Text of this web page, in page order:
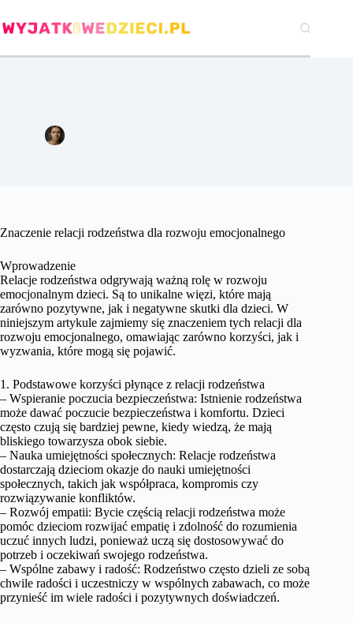
do
treści
Znaczenie relacji rodzeństwa dla rozwoju emocjonalnego
Wprowadzenie
Relacje rodzeństwa odgrywają ważną rolę w rozwoju
emocjonalnym dzieci. Są to unikalne więzi, które mają
zarówno pozytywne, jak i negatywne skutki dla dzieci. W
niniejszym artykule zajmiemy się znaczeniem tych relacji dla
rozwoju emocjonalnego, omawiając zarówno korzyści, jak i
wyzwania, które mogą się pojawić.
1. Podstawowe korzyści płynące z relacji rodzeństwa
– Wspieranie poczucia bezpieczeństwa: Istnienie rodzeństwa
może dawać poczucie bezpieczeństwa i komfortu. Dzieci
często czują się bardziej pewne, kiedy wiedzą, że mają
bliskiego towarzysza obok siebie.
– Nauka umiejętności społecznych: Relacje rodzeństwa
dostarczają dzieciom okazje do nauki umiejętności
społecznych, takich jak współpraca, kompromis czy
rozwiązywanie konfliktów.
– Rozwój empatii: Bycie częścią relacji rodzeństwa może
pomóc dzieciom rozwijać empatię i zdolność do rozumienia
uczuć innych ludzi, ponieważ uczą się dostosowywać do
potrzeb i oczekiwań swojego rodzeństwa.
– Wspólne zabawy i radość: Rodzeństwo często dzieli ze sobą
chwile radości i uczestniczy w wspólnych zabawach, co może
przynieść im wiele radości i pozytywnych doświadczeń.